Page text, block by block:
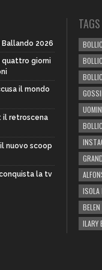
2026
quattro giorni
il mondo
il retroscena
nuovo scoop
la tv
TAGS
ISOLA
ILARY